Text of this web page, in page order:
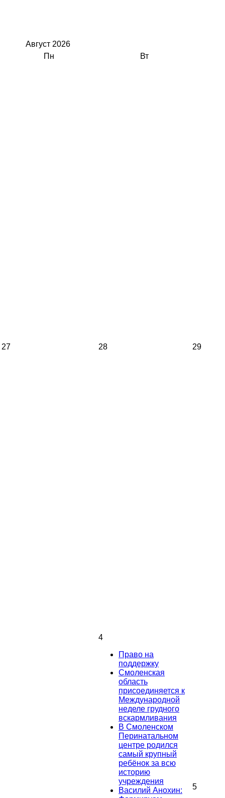
Август 2026
Пн
Вт
27 28 29
4
Право на
поддержку
Смоленская
область
присоединяется к
Международной
неделе грудного
вскармливания
В Смоленском
Перинатальном
центре родился
самый крупный
ребёнок за всю
историю
учреждения
Василий Анохин:
5